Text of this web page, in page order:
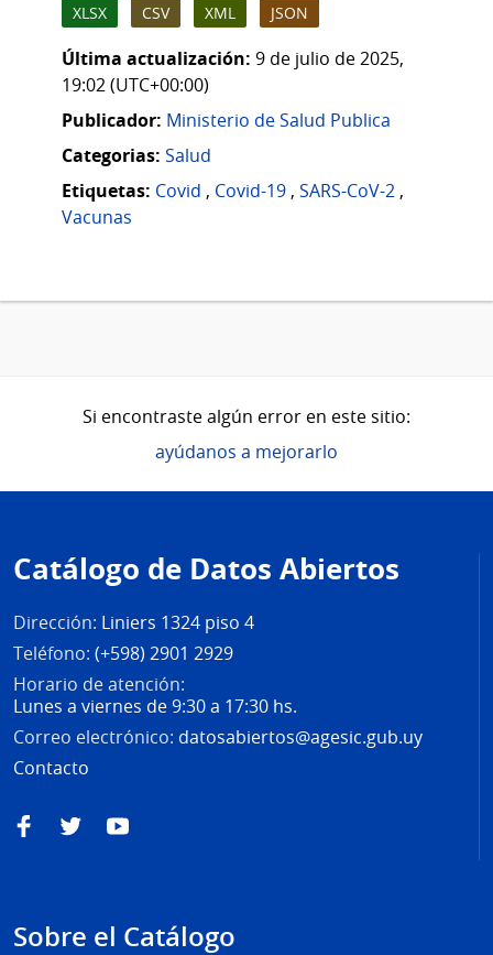
XLSX CSV XML JSON
Última actualización: 9 de julio de 2025,
19:02 (UTC+00:00)
Publicador: Ministerio de Salud Publica
Categorias: Salud
Etiquetas: Covid , Covid-19 , SARS-CoV-2 ,
Vacunas
Si encontraste algún error en este sitio:
ayúdanos a mejorarlo
de
página
Catálogo de Datos Abiertos
Dirección: Liniers 1324 piso 4
Teléfono: (+598) 2901 2929
Horario de atención:
Lunes a viernes de 9:30 a 17:30 hs.
Correo electrónico: datosabiertos@agesic.gub.uy
Contacto
FacebookTwitterYouTube
Sobre el Catálogo